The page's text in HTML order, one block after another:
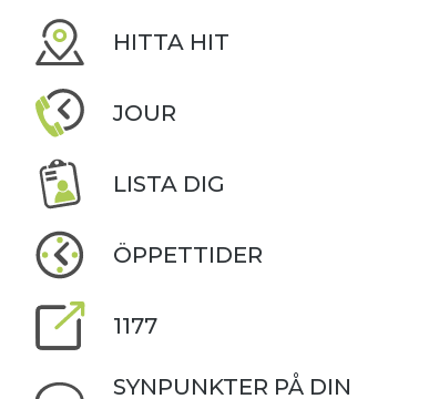
HITTA HIT
JOUR
LISTA DIG
ÖPPETTIDER
1177
SYNPUNKTER PÅ DIN